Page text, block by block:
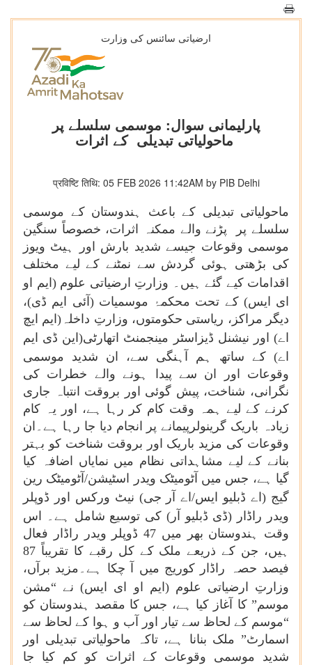
ارضیاتی سائنس کی وزارت
پارلیمانی سوال: موسمی سلسلے پر
ماحولیاتی تبدیلی کے اثرات
प्रविष्टि तिथि: 05 FEB 2026 11:42AM by PIB Delhi
ماحولیاتی تبدیلی کے باعث ہندوستان کے موسمی
سلسلے پر پڑنے والے ممکنہ اثرات، خصوصاً سنگین
موسمی وقوعات جیسے شدید بارش اور ہیٹ ویوز
کی بڑھتی ہوئی گردش سے نمٹنے کے لیے مختلف
اقدامات کیے گئے ہیں۔ وزارتِ ارضیاتی علوم (ایم او
ای ایس) کے تحت محکمۂ موسمیات (آئی ایم ڈی)،
دیگر مراکز، ریاستی حکومتوں، وزارتِ داخلہ(ایم ایچ
اے)
اور نیشنل ڈیزاسٹر مینجمنٹ اتھارٹی(این ڈی ایم
اے) کے ساتھ ہم آہنگی سے، ان شدید موسمی
وقوعات اور ان سے پیدا ہونے والے خطرات کی
نگرانی، شناخت، پیش گوئی اور بروقت انتباہ جاری
کرنے کے لیے ہمہ وقت کام کر رہا ہے، اور یہ کام
زیادہ باریک گرینولرپیمانے پر انجام دیا جا رہا ہے۔ان
وقوعات کی مزید باریک اور بروقت شناخت کو بہتر
بنانے کے لیے مشاہداتی نظام میں نمایاں اضافہ کیا
گیا ہے، جس میں آٹومیٹک ویدر اسٹیشن/آٹومیٹک رین
گیج (اے ڈبلیو ایس/اے آر جی) نیٹ ورکس اور ڈوپلر
ویدر راڈار (ڈی ڈبلیو آر) کی توسیع شامل ہے۔ اس
وقت ہندوستان بھر میں 47 ڈوپلر ویدر راڈار فعال
ہیں، جن کے ذریعے ملک کے کل رقبے کا تقریباً 87
فیصد حصہ راڈار کوریج میں آ چکا ہے۔مزید برآں،
وزارتِ ارضیاتی علوم (ایم او ای ایس) نے “مشن
موسم” کا آغاز کیا ہے، جس کا مقصد ہندوستان کو
“موسم کے لحاظ سے تیار اور آب و ہوا کے لحاظ سے
اسمارٹ” ملک بنانا ہے، تاکہ ماحولیاتی تبدیلی اور
شدید موسمی وقوعات کے اثرات کو کم کیا جا